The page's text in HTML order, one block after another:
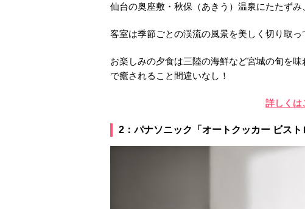
仙台の奥座敷・秋保（あきう）温泉にたたずみ
客室は季節ごとの渓流の風景を美しく切り取っ
お楽しみの夕食は三陸の海鮮など宮城の旬を
で癒されること間違いなし！
詳しくは
2：パナソニック「オートクッカー ビス